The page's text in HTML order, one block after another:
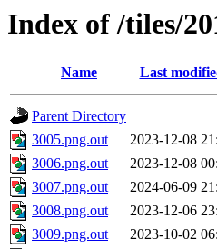
Index of /tiles/
Name Last
Parent Directory
3005.png.out
2023-12-08
3006.png.out
2023-12-08
3007.png.out
2024-06-09
3008.png.out
2023-12-06
3009.png.out
2023-10-02